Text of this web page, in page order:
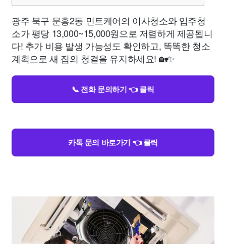
광주 북구 문흥2동 민트케어의 이사청소와 입주청
소가 평당 13,000~15,000원으로 저렴하게 제공됩니
다! 추가 비용 발생 가능성도 확인하고, 똑똑한 청소
계획으로 새 집의 청결을 유지하세요! 🏡✨
📞 전화 문의하기 👈 클릭
카톡 문의 바로가기 👈 클릭